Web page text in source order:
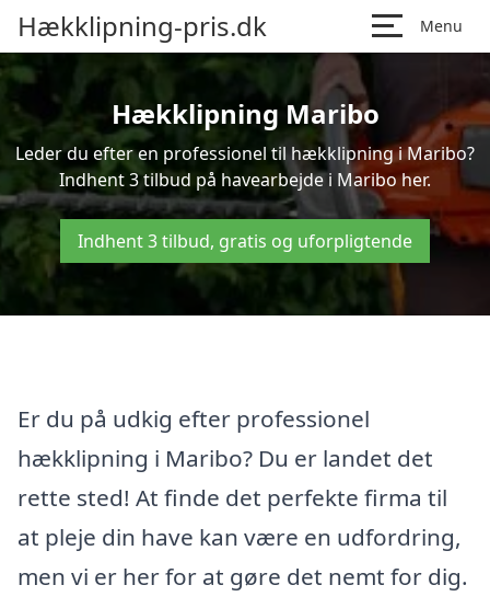
Hækklipning-pris.dk Menu
Hækklipning Maribo
Leder du efter en professionel til hækklipning i Maribo?
Indhent 3 tilbud på havearbejde i Maribo her.
Indhent 3 tilbud, gratis og uforpligtende
Er du på udkig efter professionel
hækklipning i Maribo? Du er landet det
rette sted! At finde det perfekte firma til
at pleje din have kan være en udfordring,
men vi er her for at gøre det nemt for dig.